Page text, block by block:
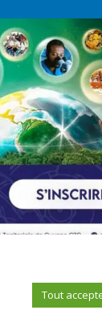
Tout